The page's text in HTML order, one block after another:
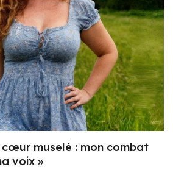
cœur muselé : mon combat
voix »